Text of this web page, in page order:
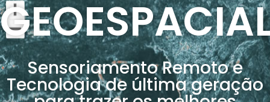
Sensoriamento Remoto e
Tecnologia de última geração